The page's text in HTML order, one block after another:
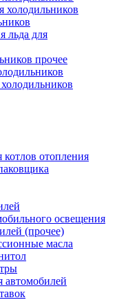
холодильников
льда для
прочее
котлов отопления
освещения
(прочее)
масла